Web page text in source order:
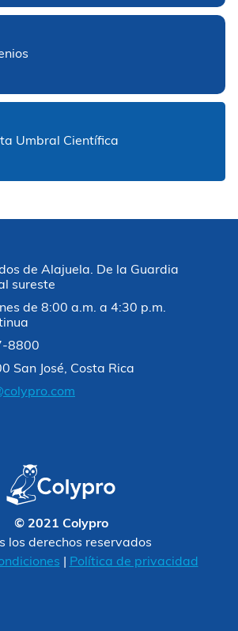
Umbral Científica
de Alajuela. De la Guardia
sureste
de 8:00 a.m. a 4:30 p.m.
8800
San José, Costa Rica
© 2021 Colypro
los derechos reservados
Política de privacidad